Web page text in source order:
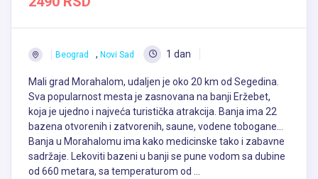
Beograd , Novi Sad 1 dan
Mali grad Morahalom, udaljen je oko 20 km od Segedina.
Sva popularnost mesta je zasnovana na banji Eržebet,
koja je ujedno i najveća turistička atrakcija. Banja ima 22
bazena otvorenih i zatvorenih, saune, vodene tobogane…
Banja u Morahalomu ima kako medicinske tako i zabavne
sadržaje. Lekoviti bazeni u banji se pune vodom sa dubine
od 660 metara, sa temperaturom od ...